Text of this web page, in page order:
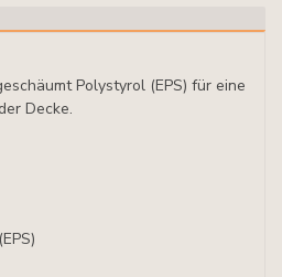
Polystyrol (EPS) für eine
Decke.